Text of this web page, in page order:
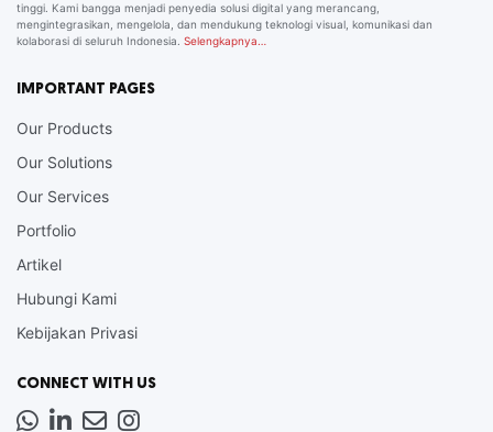
tinggi. Kami bangga menjadi penyedia solusi digital yang merancang,
mengintegrasikan, mengelola, dan mendukung teknologi visual, komunikasi dan
kolaborasi di seluruh Indonesia. Selengkapnya…
IMPORTANT PAGES
Our Products
Our Solutions
Our Services
Portfolio
Artikel
Hubungi Kami
Kebijakan Privasi
CONNECT WITH US
Whatsapp
LinkedIn
NewsInstagram